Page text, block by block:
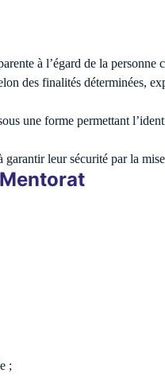
à l’égard de la personne
des finalités déterminées,
une forme permettant
leur sécurité par la
;